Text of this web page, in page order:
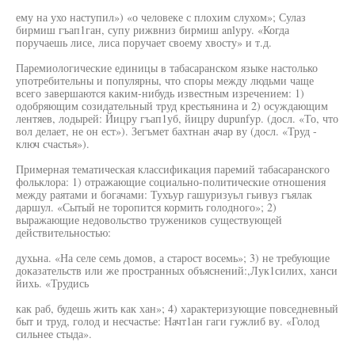
ему на ухо наступил») «о человеке с плохим слухом»; Сулаз
бирмиш гъап1ган, супу рижвниз бирмиш anlypy. «Когда
поручаешь лисе, лиса поручает своему хвосту» и т.д.
Паремиологические единицы в табасаранском языке настолько
употребительны и популярны, что споры между людьми чаще
всего завершаются каким-нибудь известным изречением: 1)
одобряющим созидательный труд крестьянина и 2) осуждающим
лентяев, лодырей: Йицру гъап1уб, йицру dupunfyp. (досл. «То, что
вол делает, не он ест»). Зегъмет бахтнан ачар ву (досл. «Труд -
ключ счастья»).
Примерная тематическая классификация паремий табасаранского
фольклора: 1) отражающие социально-политические отношения
между раятами и богачами: Тухъур гашуризуьл гьивуз гъялак
даршул. «Сытый не торопится кормить голодного»; 2)
выражающие недовольство тружеников существующей
действительностью:
духьна. «На селе семь домов, а старост восемь»; 3) не требующие
доказательств или же пространных объяснений:,Лук1силих, ханси
йихь. «Трудись
как раб, будешь жить как хан»; 4) характеризующие повседневный
быт и труд, голод и несчастье: Начт1ан гаги гужлиб ву. «Голод
сильнее стыда».